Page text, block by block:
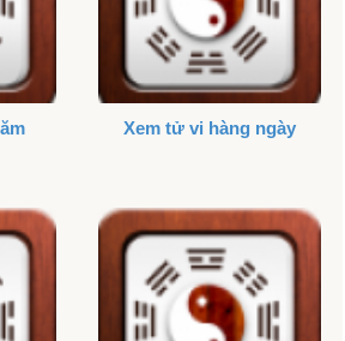
Xem tử vi hàng ngày